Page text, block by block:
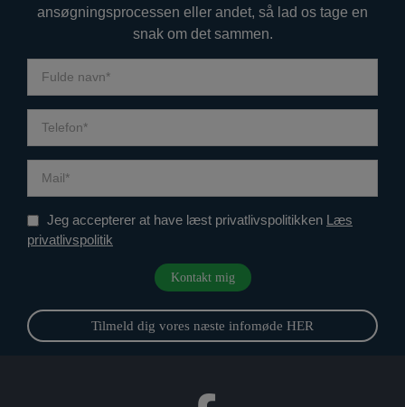
ansøgningsprocessen eller andet, så lad os tage en
snak om det sammen.
Jeg accepterer at have læst privatlivspolitikken Læs
privatlivspolitik
Tilmeld dig vores næste infomøde HER